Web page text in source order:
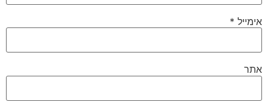
אימייל *
אתר